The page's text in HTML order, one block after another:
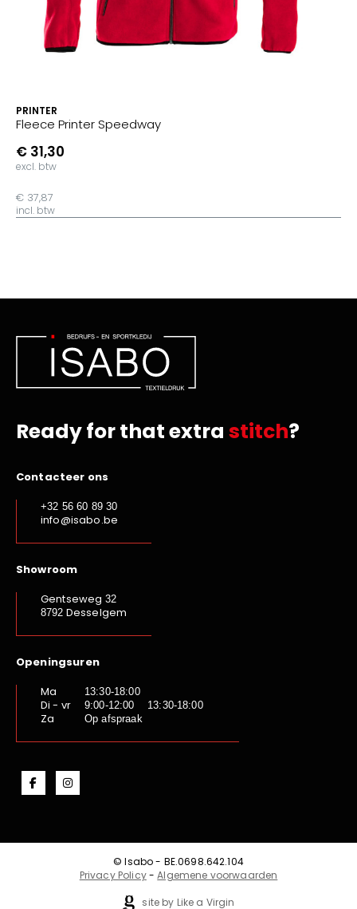
PRINTER
Fleece Printer Speedway
€ 31,30
excl. btw
€ 37,87
incl. btw
Ready for that extra stitch?
Contacteer ons
+32 56 60 89 30
info@isabo.be
Showroom
Gentseweg 32
8792 Desselgem
Openingsuren
Ma
13:30-18:00
Di - vr 9:00-12:00 13:30-18:00
Za Op afspraak
© Isabo - BE.0698.642.104
Privacy Policy-Algemene voorwaarden
site by Like a Virgin